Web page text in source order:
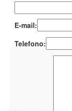
E-mail:
Telefono: